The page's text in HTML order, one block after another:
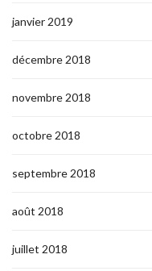
janvier 2019
décembre 2018
novembre 2018
octobre 2018
septembre 2018
août 2018
juillet 2018